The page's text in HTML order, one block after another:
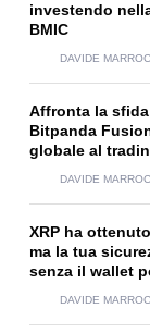
investendo
BMIC
DAVIDE
Affronta la
Bitpanda
globale al
DAVIDE
XRP ha
ma la tua
senza il wallet
DAVIDE